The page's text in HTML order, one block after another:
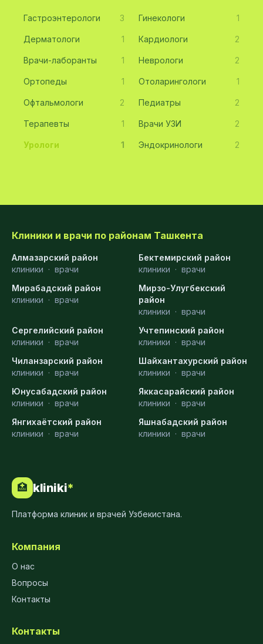
Гастроэнтерологи 3 Гинекологи 1
Дерматологи 1 Кардиологи 2
Врачи-лаборанты 1 Неврологи 2
Ортопеды 1 Отоларингологи 1
Офтальмологи 2 Педиатры 2
Терапевты 1 Врачи УЗИ 2
Урологи 1 Эндокринологи 2
Клиники и врачи по районам Ташкента
Алмазарский район
клиники · врачи
Бектемирский район
клиники · врачи
Мирабадский район
клиники · врачи
Мирзо-Улугбекский
район
клиники · врачи
Сергелийский район
клиники · врачи
Учтепинский район
клиники · врачи
Чиланзарский район
клиники · врачи
Шайхантахурский район
клиники · врачи
Юнусабадский район
клиники · врачи
Яккасарайский район
клиники · врачи
Янгихаётский район
клиники · врачи
Яшнабадский район
клиники · врачи
🏥 kliniki*
Платформа клиник и врачей Узбекистана.
Компания
О нас
Вопросы
Контакты
Контакты